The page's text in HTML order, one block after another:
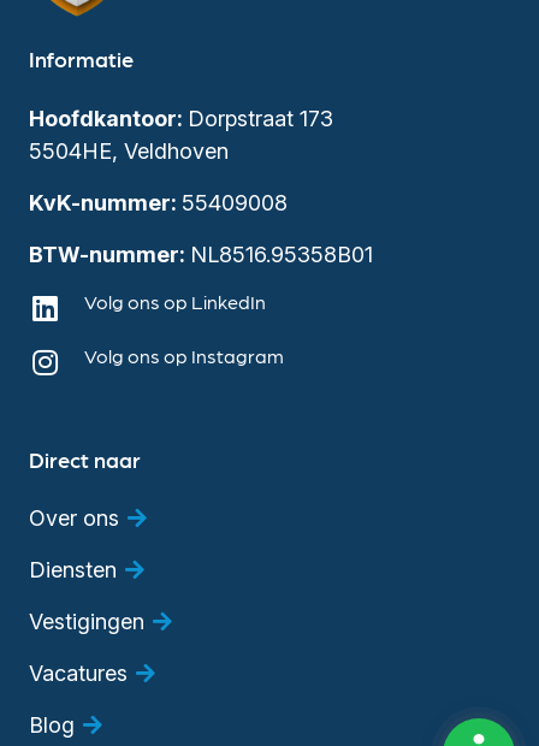
Informatie
Hoofdkantoor: Dorpstraat 173
5504HE, Veldhoven
KvK-nummer: 55409008
BTW-nummer: NL8516.95358B01
Volg ons op LinkedIn
Volg ons op Instagram
Direct naar
Over ons
Diensten
Vestigingen
Vacatures
Blog